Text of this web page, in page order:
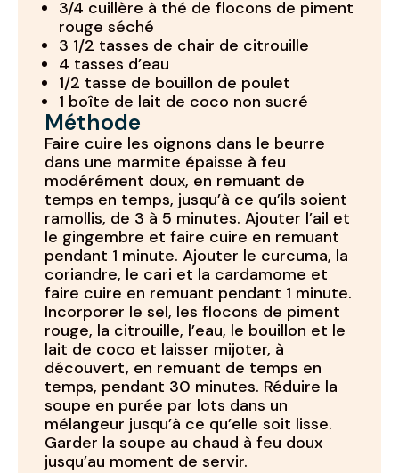
3/4 cuillère à thé de flocons de piment
rouge séché
3 1/2 tasses de chair de citrouille
4 tasses d’eau
1/2 tasse de bouillon de poulet
1 boîte de lait de coco non sucré
Méthode
Faire cuire les oignons dans le beurre
dans une marmite épaisse à feu
modérément doux, en remuant de
temps en temps, jusqu’à ce qu’ils soient
ramollis, de 3 à 5 minutes. Ajouter l’ail et
le gingembre et faire cuire en remuant
pendant 1 minute. Ajouter le curcuma, la
coriandre, le cari et la cardamome et
faire cuire en remuant pendant 1 minute.
Incorporer le sel, les flocons de piment
rouge, la citrouille, l’eau, le bouillon et le
lait de coco et laisser mijoter, à
découvert, en remuant de temps en
temps, pendant 30 minutes. Réduire la
soupe en purée par lots dans un
mélangeur jusqu’à ce qu’elle soit lisse.
Garder la soupe au chaud à feu doux
jusqu’au moment de servir.